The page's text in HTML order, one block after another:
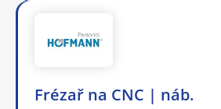
Frézař na CNC | náb.